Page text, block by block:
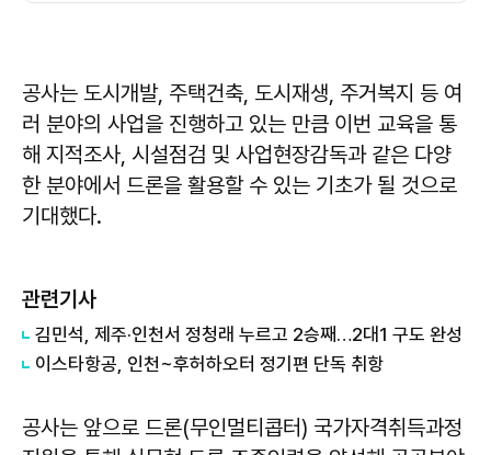
공사는 도시개발, 주택건축, 도시재생, 주거복지 등 여
러 분야의 사업을 진행하고 있는 만큼 이번 교육을 통
해 지적조사, 시설점검 및 사업현장감독과 같은 다양
한 분야에서 드론을 활용할 수 있는 기초가 될 것으로
기대했다.
관련기사
김민석, 제주·인천서 정청래 누르고 2승째…2대1 구도 완성
이스타항공, 인천~후허하오터 정기편 단독 취항
공사는 앞으로 드론(무인멀티콥터) 국가자격취득과정